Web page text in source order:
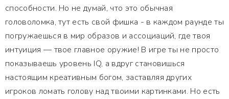
способности. Но не думай, что это обычная
головоломка, тут есть свой фишка - в каждом раунде ты
погружаешься в мир образов и ассоциаций, где твоя
интуиция — твое главное оружие! В игре ты не просто
показываешь уровень IQ, а вдруг становишься
настоящим креативным богом, заставляя других
игроков ломать голову над твоими картинками. Но есть